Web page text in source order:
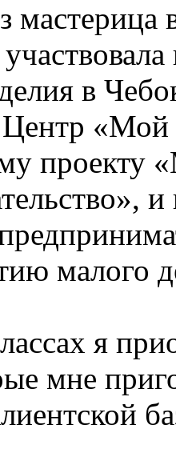
мастерица
в
Центр «Мой
проекту
малого
я
мне